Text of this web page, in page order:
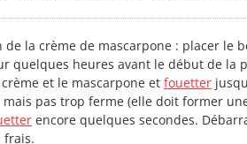
de la crème de mascarpone : placer le
quelques heures avant le début de la
et le mascarpone et fouetter
mais pas trop ferme (elle doit former
encore quelques secondes.
frais.